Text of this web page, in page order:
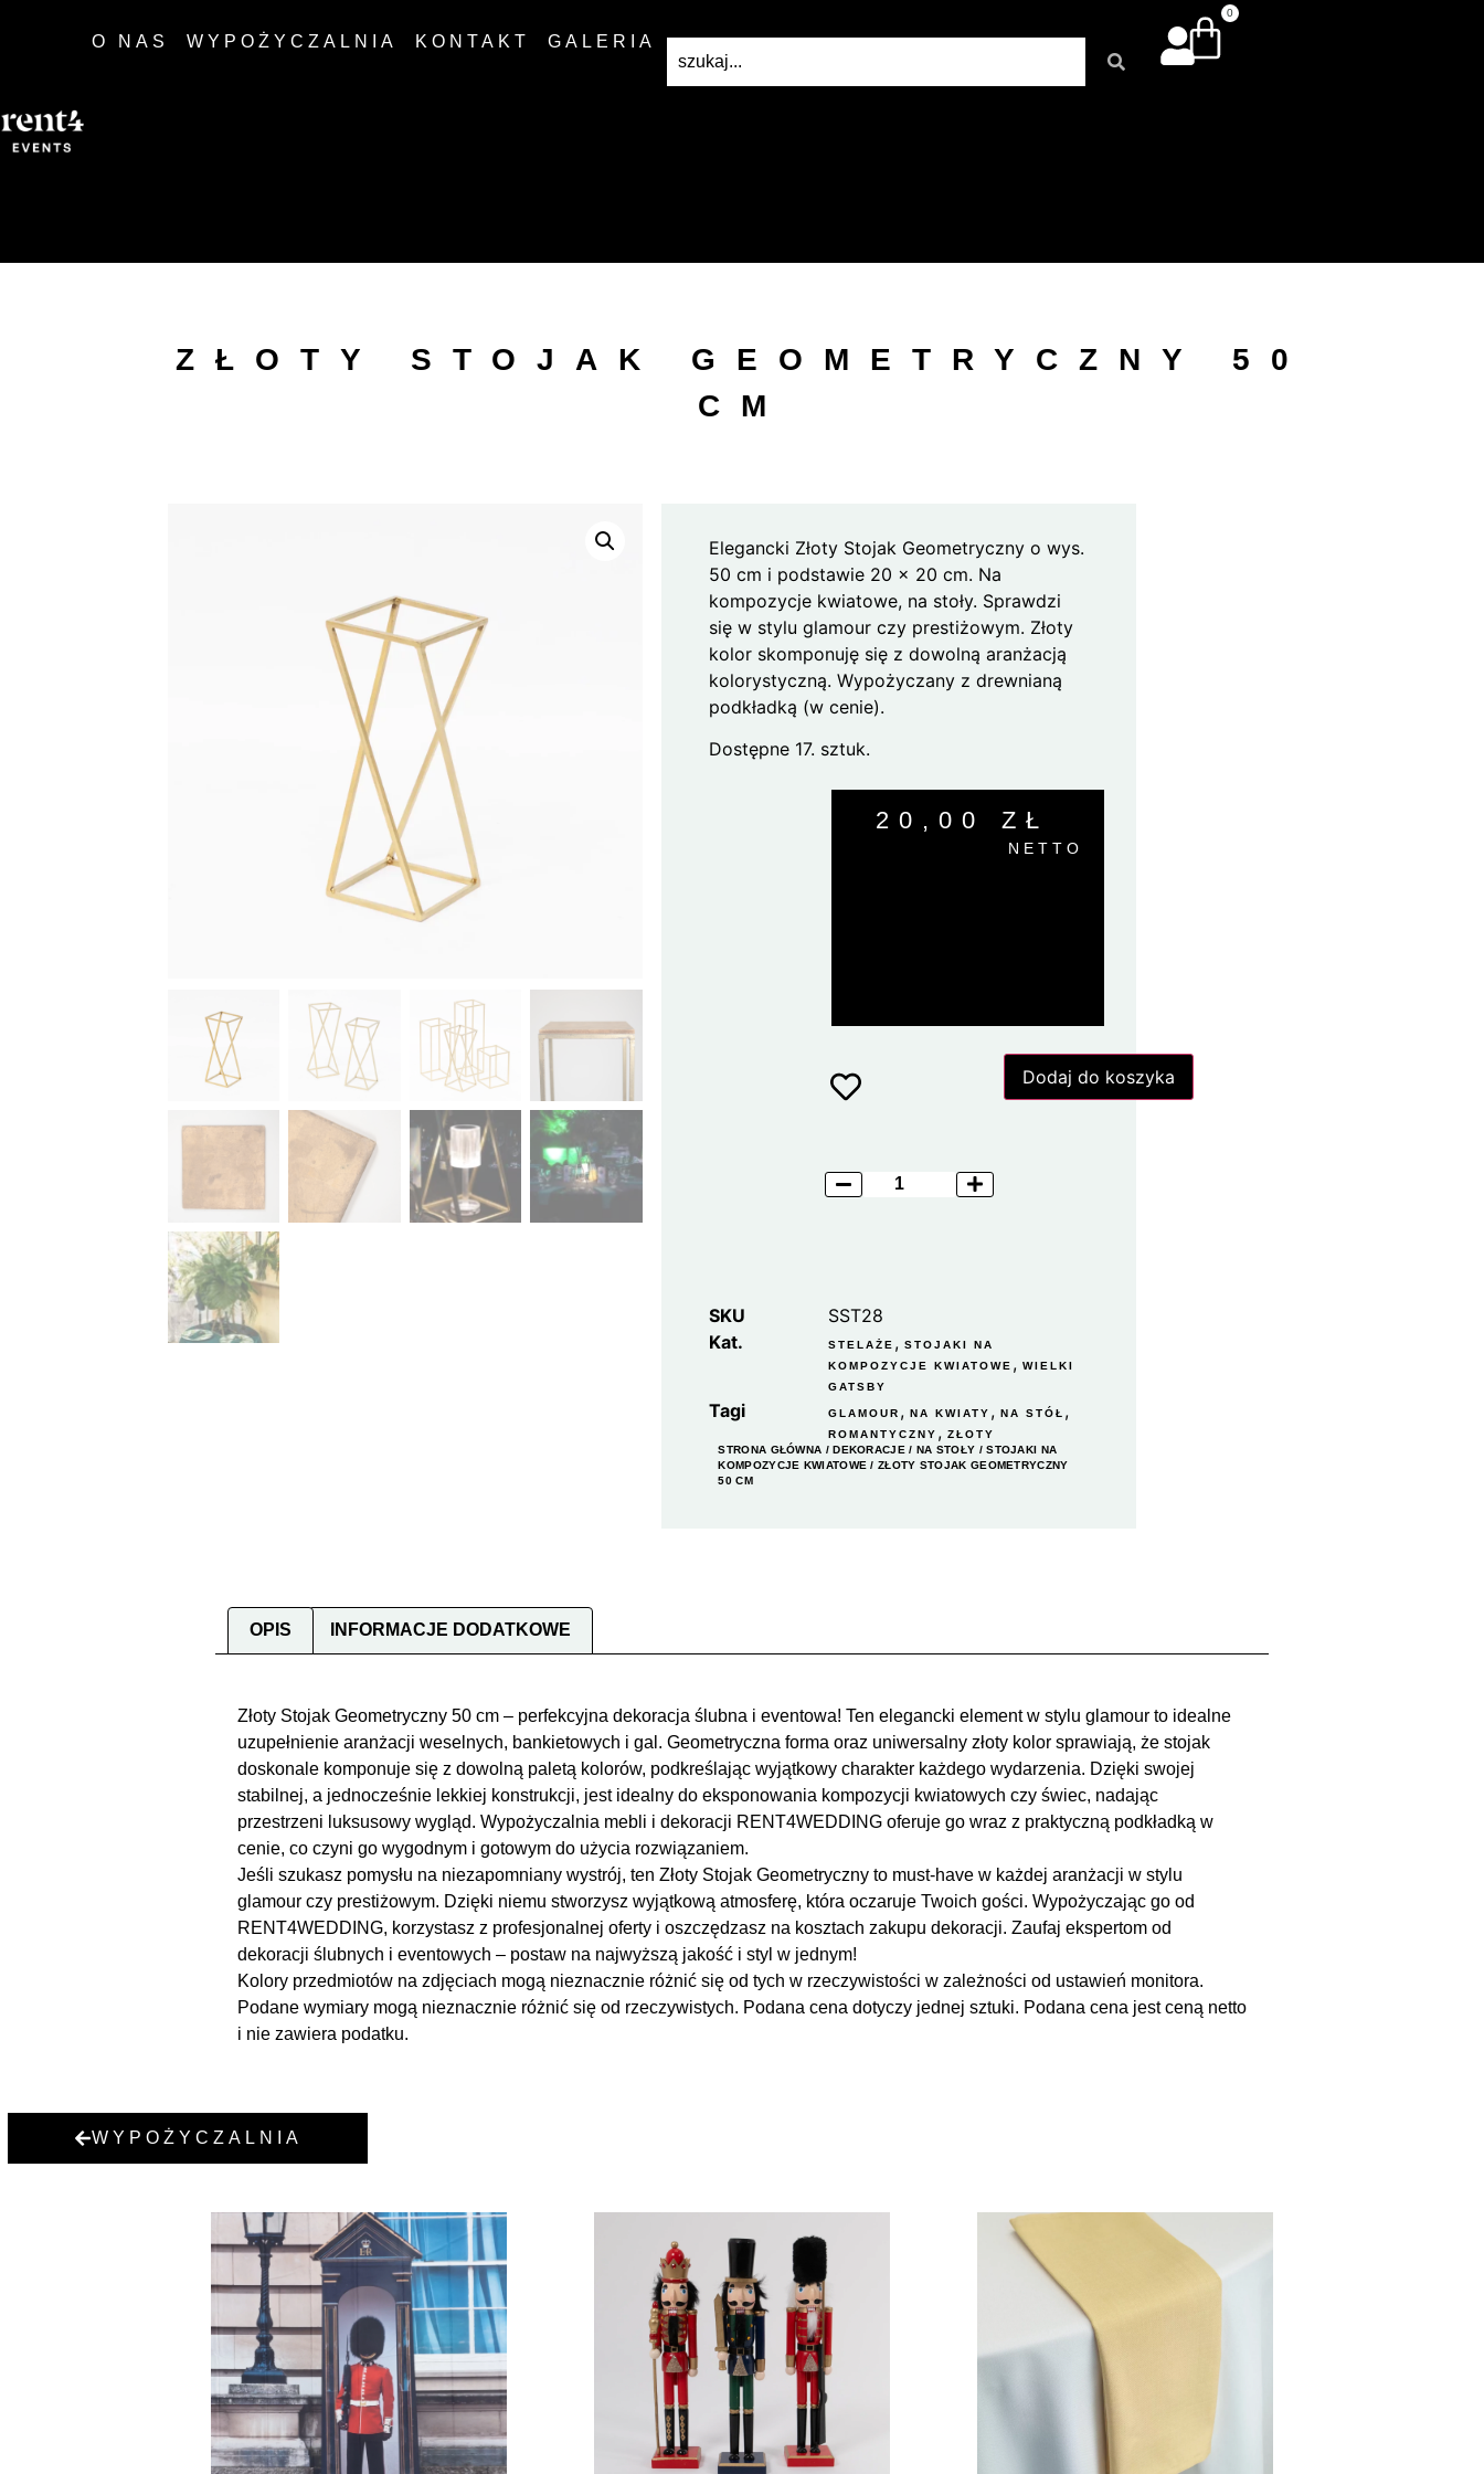
O NAS WYPOŻYCZALNIA KONTAKT GALERIA
0
ZŁOTY STOJAK GEOMETRYCZNY 50
CM
Elegancki Złoty Stojak Geometryczny o wys.
50 cm i podstawie 20 x 20 cm. Na
kompozycje kwiatowe, na stoły. Sprawdzi
się w stylu glamour czy prestiżowym. Złoty
kolor skomponuję się z dowolną aranżacją
kolorystyczną. Wypożyczany z drewnianą
podkładką (w cenie).
Dostępne 17. sztuk.
20,00 ZŁ
NETTO
Dodaj do koszyka
SKU
SST28
Kat.
STELAŻE , STOJAKI NA
KOMPOZYCJE KWIATOWE , WIELKI
GATSBY
Tagi GLAMOUR , NA KWIATY , NA STÓŁ ,
ROMANTYCZNY , ZŁOTY
STRONA GŁÓWNA /DEKORACJE / NA STOŁY /STOJAKI NA
KOMPOZYCJE KWIATOWE / ZŁOTY STOJAK GEOMETRYCZNY
50 CM
OPIS INFORMACJE DODATKOWE
Złoty Stojak Geometryczny 50 cm – perfekcyjna dekoracja ślubna i eventowa! Ten elegancki element w stylu glamour to idealne
uzupełnienie aranżacji weselnych, bankietowych i gal. Geometryczna forma oraz uniwersalny złoty kolor sprawiają, że stojak
doskonale komponuje się z dowolną paletą kolorów, podkreślając wyjątkowy charakter każdego wydarzenia. Dzięki swojej
stabilnej, a jednocześnie lekkiej konstrukcji, jest idealny do eksponowania kompozycji kwiatowych czy świec, nadając
przestrzeni luksusowy wygląd. Wypożyczalnia mebli i dekoracji RENT4WEDDING oferuje go wraz z praktyczną podkładką w
cenie, co czyni go wygodnym i gotowym do użycia rozwiązaniem.
Jeśli szukasz pomysłu na niezapomniany wystrój, ten Złoty Stojak Geometryczny to must-have w każdej aranżacji w stylu
glamour czy prestiżowym. Dzięki niemu stworzysz wyjątkową atmosferę, która oczaruje Twoich gości. Wypożyczając go od
RENT4WEDDING, korzystasz z profesjonalnej oferty i oszczędzasz na kosztach zakupu dekoracji. Zaufaj ekspertom od
dekoracji ślubnych i eventowych – postaw na najwyższą jakość i styl w jednym!
Kolory przedmiotów na zdjęciach mogą nieznacznie różnić się od tych w rzeczywistości w zależności od ustawień monitora.
Podane wymiary mogą nieznacznie różnić się od rzeczywistych. Podana cena dotyczy jednej sztuki. Podana cena jest ceną netto
i nie zawiera podatku.
WYPOŻYCZALNIA